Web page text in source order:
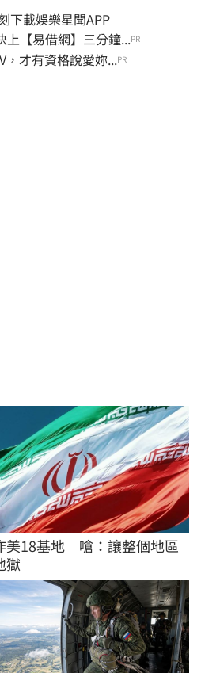
握明星動態 即刻下載娛樂星聞APP
上【易借網】三分鐘...PR
，才有資格說愛妳...PR
美18基地　嗆：讓整個地區
獄